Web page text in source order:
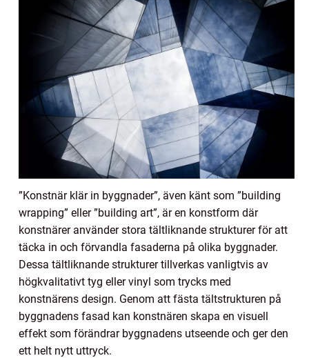
”Konstnär klär in byggnader”, även känt som ”building
wrapping” eller ”building art”, är en konstform där
konstnärer använder stora tältliknande strukturer för att
täcka in och förvandla fasaderna på olika byggnader.
Dessa tältliknande strukturer tillverkas vanligtvis av
högkvalitativt tyg eller vinyl som trycks med
konstnärens design. Genom att fästa tältstrukturen på
byggnadens fasad kan konstnären skapa en visuell
effekt som förändrar byggnadens utseende och ger den
ett helt nytt uttryck.